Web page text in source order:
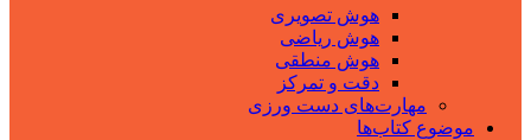
هوش تصویری
هوش ریاضی
هوش منطقی
دقت و تمرکز
مهارت‌های دست ورزی
موضوع کتاب‌ها